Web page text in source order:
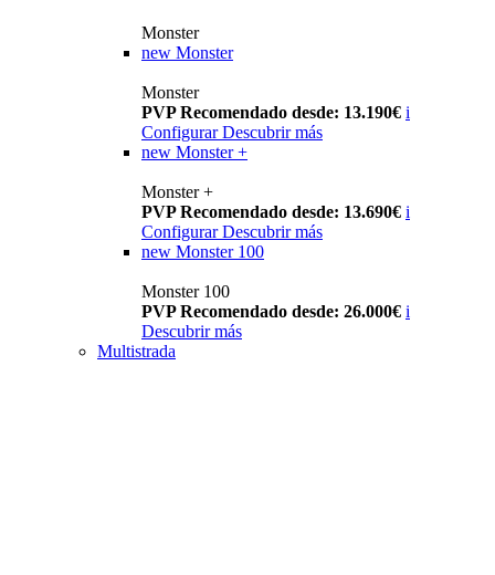
Monster
new Monster
Monster
PVP Recomendado desde: 13.190€ i
Configurar Descubrir más
new Monster +
Monster +
PVP Recomendado desde: 13.690€ i
Configurar Descubrir más
new Monster 100
Monster 100
PVP Recomendado desde: 26.000€ i
Descubrir más
Multistrada